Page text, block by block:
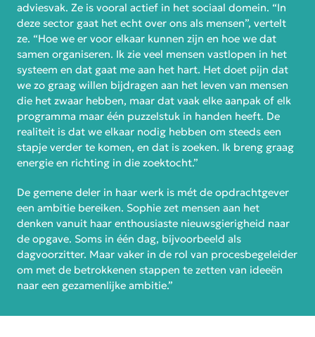
adviesvak. Ze is vooral actief in het sociaal domein. “In
deze sector gaat het echt over ons als mensen”, vertelt
ze. “Hoe we er voor elkaar kunnen zijn en hoe we dat
samen organiseren. Ik zie veel mensen vastlopen in het
systeem en dat gaat me aan het hart. Het doet pijn dat
we zo graag willen bijdragen aan het leven van mensen
die het zwaar hebben, maar dat vaak elke aanpak of elk
programma maar één puzzelstuk in handen heeft. De
realiteit is dat we elkaar nodig hebben om steeds een
stapje verder te komen, en dat is zoeken. Ik breng graag
energie en richting in die zoektocht.”
De gemene deler in haar werk is mét de opdrachtgever
een ambitie bereiken. Sophie zet mensen aan het
denken vanuit haar enthousiaste nieuwsgierigheid naar
de opgave. Soms in één dag, bijvoorbeeld als
dagvoorzitter. Maar vaker in de rol van procesbegeleider
om met de betrokkenen stappen te zetten van ideeën
naar een gezamenlijke ambitie.”